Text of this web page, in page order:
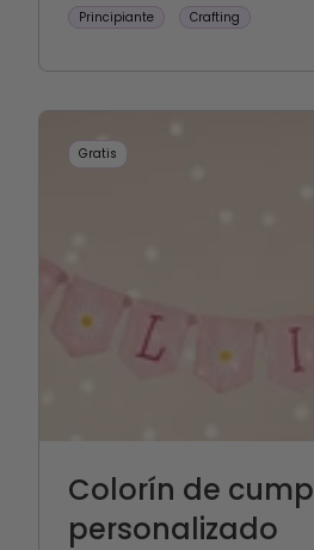
Principiante Crafting
Gratis
Colorín de
personalizado